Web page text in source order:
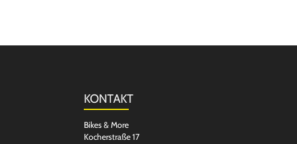
KONTAKT
Bikes & More
Kocherstraße 17